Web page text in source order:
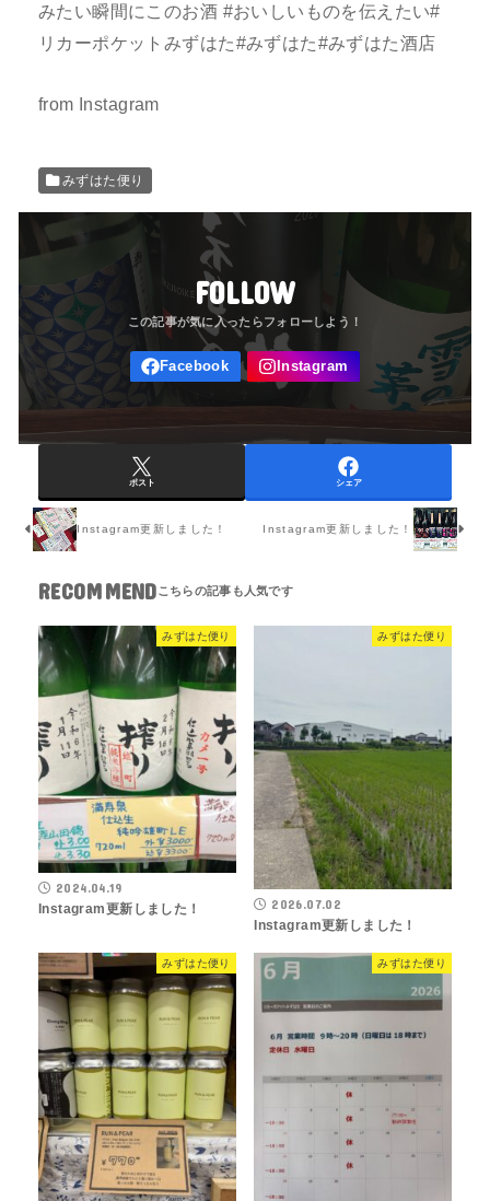
みたい瞬間にこのお酒 #おいしいものを伝えたい#
リカーポケットみずはた#みずはた#みずはた酒店
from Instagram
みずはた便り
FOLLOW
ポスト シェア
Instagram更新しました！ Instagram更新しました！
RECOMMEND
みずはた便り
2024.04.19
Instagram更新しました！
みずはた便り
2026.07.02
Instagram更新しました！
みずはた便り みずはた便り